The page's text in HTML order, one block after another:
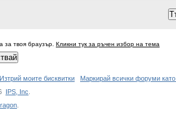
за твоя браузър. Кликни тук за ръчен избор на тема
Изтрий моите бисквитки
Маркирай всички форуми
IPS, Inc